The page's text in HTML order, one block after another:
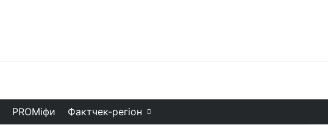
PROМіфи Фактчек-регіон